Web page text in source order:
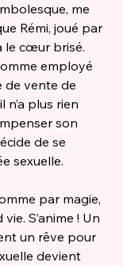
me
Rémi, joué par
le cœur brisé.
employé
de vente de
plus rien
son
de se
sexuelle.
par magie,
S’anime ! Un
un rêve pour
devient